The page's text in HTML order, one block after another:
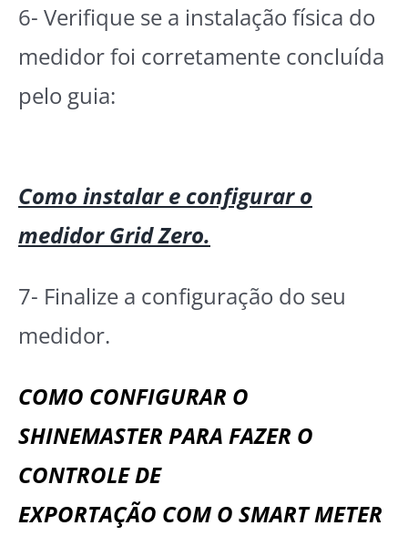
6- Verifique se a instalação física do
medidor foi corretamente concluída
pelo guia:
Como instalar e configurar o
medidor Grid Zero.
7- Finalize a configuração do seu
medidor.
COMO CONFIGURAR O
SHINEMASTER PARA FAZER O
CONTROLE DE
EXPORTAÇÃO COM O SMART METER